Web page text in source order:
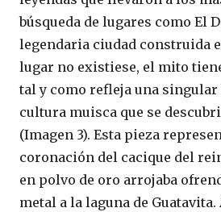
búsqueda de lugares como El
legendaria ciudad construida
lugar no existiese, el mito
tal y como refleja una singular
cultura muisca que se
(Imagen 3). Esta pieza
coronación del cacique del
en polvo de oro arrojaba
metal a la laguna de Guatavita.